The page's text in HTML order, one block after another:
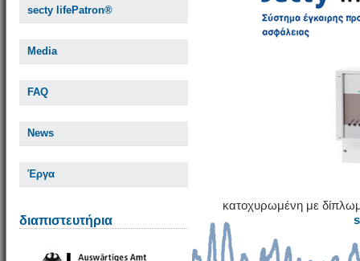
secty lifePatron®
Media
FAQ
News
Έργα
διαπιστευτήρια
κατοχυρωμένη με